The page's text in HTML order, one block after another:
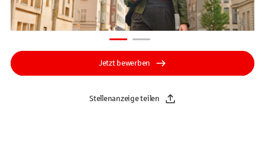
Jetzt bewerben
Stellenanzeige teilen